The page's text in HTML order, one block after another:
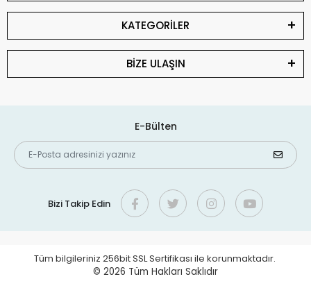
KATEGORİLER
BİZE ULAŞIN
E-Bülten
Bizi Takip Edin
Tüm bilgileriniz 256bit SSL Sertifikası ile korunmaktadır.
© 2026 Tüm Hakları Saklıdır